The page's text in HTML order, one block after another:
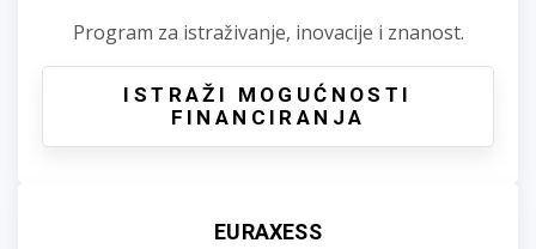
Program za istraživanje, inovacije i znanost.
ISTRAŽI MOGUĆNOSTI
FINANCIRANJA
EURAXESS